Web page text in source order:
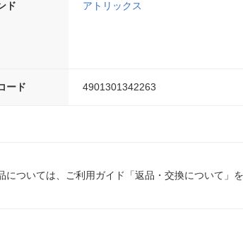
ド アトリックス
ード 4901301342263
ついては、ご利用ガイド「返品・交換について」